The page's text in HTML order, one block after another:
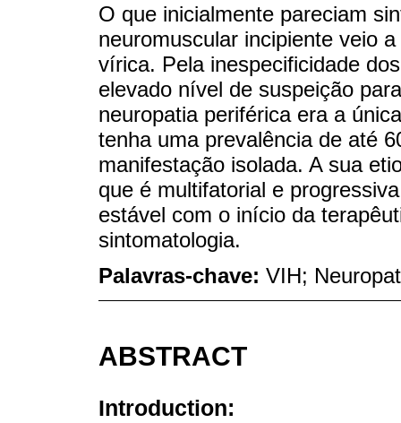
O que inicialmente pareciam
neuromuscular incipiente veio
vírica. Pela inespecificidade
elevado nível de suspeição
neuropatia periférica era a
tenha uma prevalência de até
manifestação isolada. A sua
que é multifatorial e
estável com o início da
sintomatologia.
Palavras-chave: VIH;
ABSTRACT
Introduction: